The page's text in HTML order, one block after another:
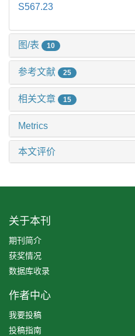
S567.23
图/表 10
参考文献 25
相关文章 15
Metrics
本文评价
关于本刊
期刊简介
获奖情况
数据库收录
作者中心
我要投稿
投稿指南